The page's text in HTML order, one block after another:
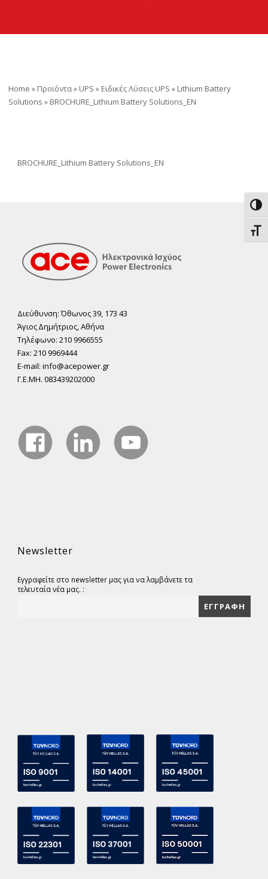
Home » Προϊόντα» UPS » Ειδικές Λύσεις UPS » Lithium Battery
Solutions » BROCHURE_Lithium Battery Solutions_EN
BROCHURE_Lithium Battery Solutions_EN
Διεύθυνση: Όθωνος 39, 173 43
Άγιος ∆ηµήτριος, Αθήνα
Τηλέφωνο: 210 9966555
Fax: 210 9969444
E-mail: info@acepower.gr
Γ.Ε.ΜΗ. 083439202000
Newsletter
Εγγραφείτε στο newsletter μας για να λαμβάνετε τα
τελευταία νέα μας. :